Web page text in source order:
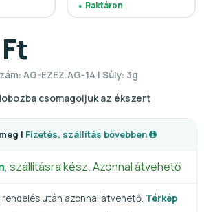
Raktáron
AG-EZEZ.AG-14 | Súly: 3g
csomagoljuk az ékszert
| Fizetés, szállítás bővebben
, szállításra kész. Azonnal átvehető
rendelés után azonnal átvehető. Térkép